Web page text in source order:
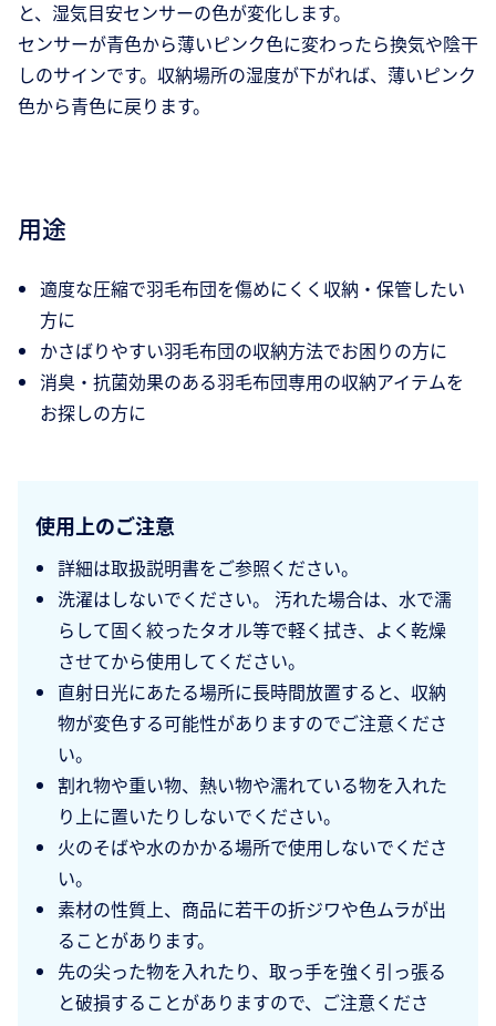
と、湿気目安センサーの色が変化します。
センサーが青色から薄いピンク色に変わったら換気や陰干
しのサインです。収納場所の湿度が下がれば、薄いピンク
色から青色に戻ります。
用途
適度な圧縮で羽毛布団を傷めにくく収納・保管したい
方に
かさばりやすい羽毛布団の収納方法でお困りの方に
消臭・抗菌効果のある羽毛布団専用の収納アイテムを
お探しの方に
使用上のご注意
詳細は取扱説明書をご参照ください。
洗濯はしないでください。 汚れた場合は、水で濡
らして固く絞ったタオル等で軽く拭き、よく乾燥
させてから使用してください。
直射日光にあたる場所に長時間放置すると、収納
物が変色する可能性がありますのでご注意くださ
い。
割れ物や重い物、熱い物や濡れている物を入れた
り上に置いたりしないでください。
火のそばや水のかかる場所で使用しないでくださ
い。
素材の性質上、商品に若干の折ジワや色ムラが出
ることがあります。
先の尖った物を入れたり、取っ手を強く引っ張る
と破損することがありますので、ご注意くださ